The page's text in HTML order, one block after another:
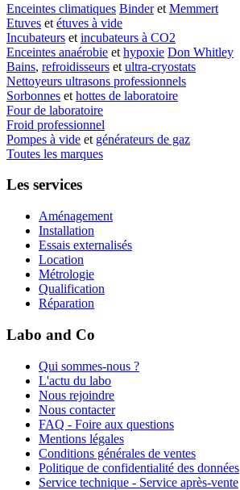
Enceintes climatiques Binderet Memmert
Etuves et étuves à vide
Incubateurs et incubateurs à CO2
Enceintes anaérobie et hypoxie Don Whitley
Bains, refroidisseurs et ultra-cryostats
Nettoyeurs ultrasons professionnels
Sorbonnes et hottes de laboratoire
Four de laboratoire
Froid professionnel
Pompes à vide et générateurs de gaz
Toutes les marques
Les services
Aménagement
Installation
Essais externalisés
Location
Métrologie
Qualification
Réparation
Labo and Co
Qui sommes-nous ?
L'actu du labo
Nous rejoindre
Nous contacter
FAQ - Foire aux questions
Mentions légales
Conditions générales de ventes
Politique de confidentialité des données
Service technique - Service après-vente